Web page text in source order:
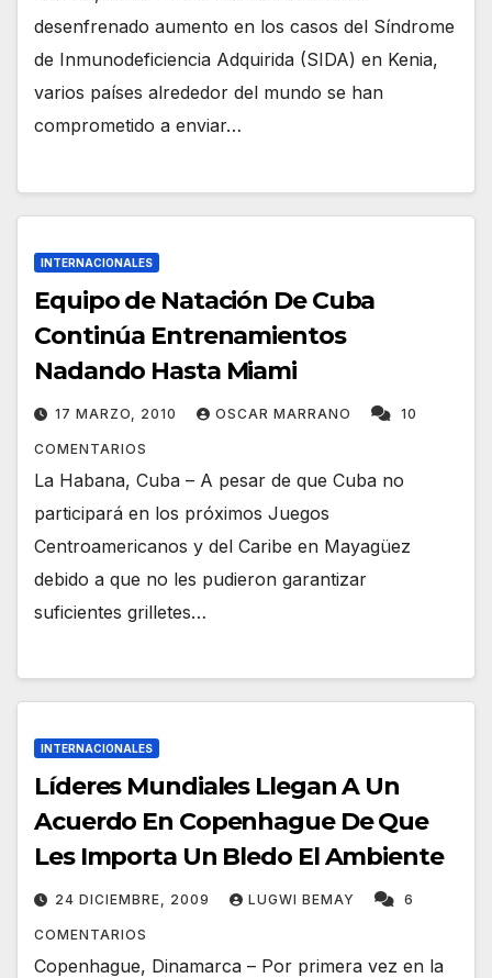
desenfrenado aumento en los casos del Síndrome
de Inmunodeficiencia Adquirida (SIDA) en Kenia,
varios países alrededor del mundo se han
comprometido a enviar…
INTERNACIONALES
Equipo de Natación De Cuba
Continúa Entrenamientos
Nadando Hasta Miami
17 MARZO, 2010 OSCAR MARRANO 10
COMENTARIOS
La Habana, Cuba – A pesar de que Cuba no
participará en los próximos Juegos
Centroamericanos y del Caribe en Mayagüez
debido a que no les pudieron garantizar
suficientes grilletes…
INTERNACIONALES
Líderes Mundiales Llegan A Un
Acuerdo En Copenhague De Que
Les Importa Un Bledo El Ambiente
24 DICIEMBRE, 2009 LUGWI BEMAY 6
COMENTARIOS
Copenhague, Dinamarca – Por primera vez en la